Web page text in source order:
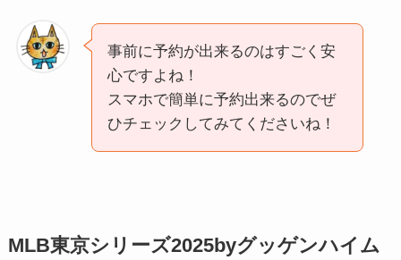
事前に予約が出来るのはすごく安
心ですよね！
スマホで簡単に予約出来るのでぜ
ひチェックしてみてくださいね！
MLB東京シリーズ2025byグッゲンハイム